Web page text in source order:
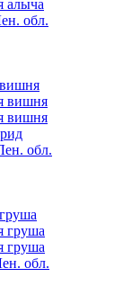
алыча
обл.
вишня
вишня
вишня
обл.
груша
груша
обл.